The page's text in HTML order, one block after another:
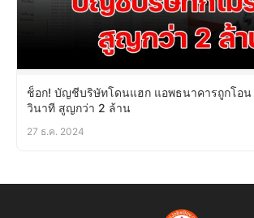
ช็อก! บัญชีบริษัทโดนแฮก แอพธนาคารถูกโอน
วินาที สูญกว่า 2 ล้าน
27 ธ.ค. 2024